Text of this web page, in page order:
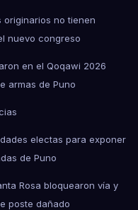
originarios no tienen
nuevo congreso
en el Qoqawi 2026
armas de Puno
electas para exponer
de Puno
Rosa bloquearon vía y
poste dañado